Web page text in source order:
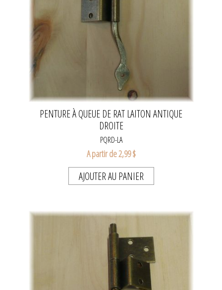
PENTURE À QUEUE DE RAT LAITON ANTIQUE
DROITE
PQRD-LA
A partir de 2,99 $
AJOUTER AU PANIER